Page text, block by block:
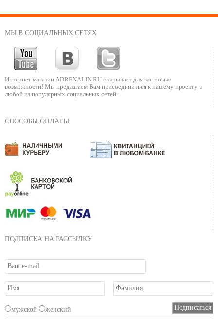
МЫ В СОЦИАЛЬНЫХ СЕТЯХ
Интернет магазин ADRENALIN.RU открывает для вас новые
возможности! Мы предлагаем Вам присоединиться к нашему проекту в
любой из популярных социальных сетей.
СПОСОБЫ ОПЛАТЫ
ПОДПИСКА НА РАССЫЛКУ
мужской женский